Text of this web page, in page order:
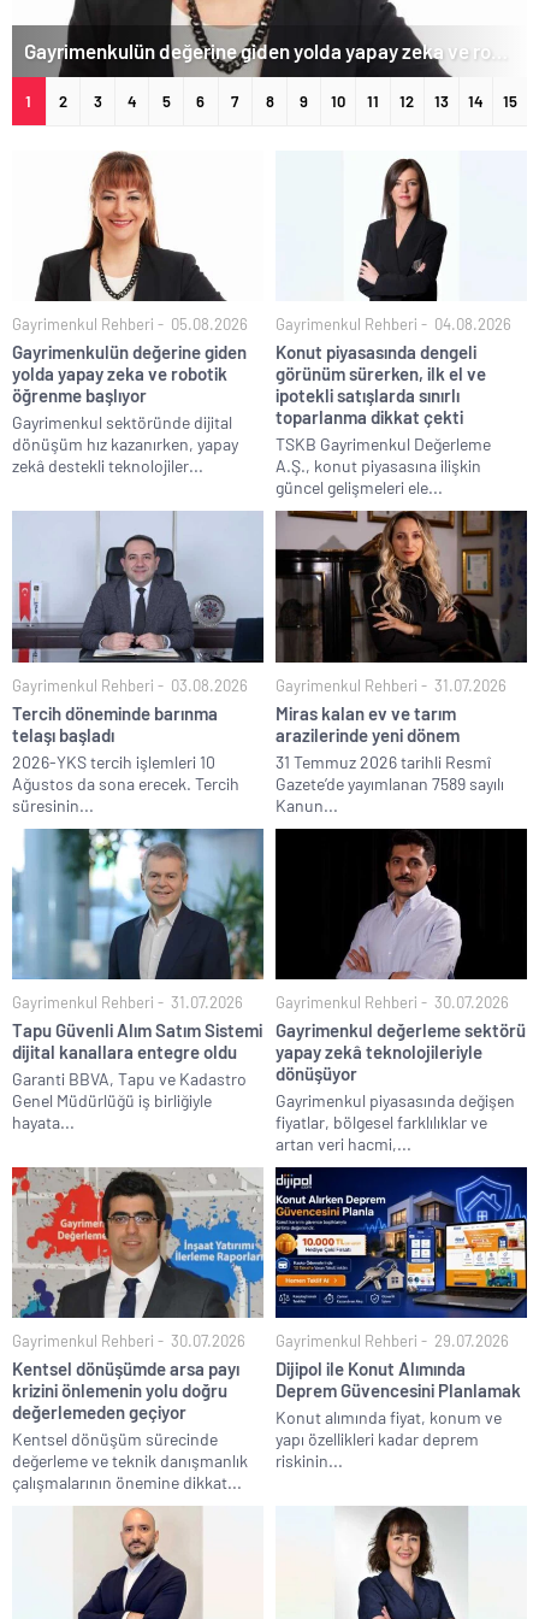
1 2 3 4 5 6 7 8 9 10 11 12 13 14 15
Gayrimenkul Rehberi 05.08.2026
Gayrimenkulün değerine giden
yolda yapay zeka ve robotik
öğrenme başlıyor
Gayrimenkul sektöründe dijital
dönüşüm hız kazanırken, yapay
zekâ destekli teknolojiler...
Gayrimenkul Rehberi 04.08.2026
Konut piyasasında dengeli
görünüm sürerken, ilk el ve
ipotekli satışlarda sınırlı
toparlanma dikkat çekti
TSKB Gayrimenkul Değerleme
A.Ş., konut piyasasına ilişkin
güncel gelişmeleri ele...
Gayrimenkul Rehberi 03.08.2026
Tercih döneminde barınma
telaşı başladı
2026-YKS tercih işlemleri 10
Ağustos da sona erecek. Tercih
süresinin...
Gayrimenkul Rehberi 31.07.2026
Miras kalan ev ve tarım
arazilerinde yeni dönem
31 Temmuz 2026 tarihli Resmî
Gazete’de yayımlanan 7589 sayılı
Kanun...
Gayrimenkul Rehberi 31.07.2026
Tapu Güvenli Alım Satım Sistemi
dijital kanallara entegre oldu
Garanti BBVA, Tapu ve Kadastro
Genel Müdürlüğü iş birliğiyle
hayata...
Gayrimenkul Rehberi 30.07.2026
Gayrimenkul değerleme sektörü
yapay zekâ teknolojileriyle
dönüşüyor
Gayrimenkul piyasasında değişen
fiyatlar, bölgesel farklılıklar ve
artan veri hacmi,...
Gayrimenkul Rehberi 30.07.2026
Kentsel dönüşümde arsa payı
krizini önlemenin yolu doğru
değerlemeden geçiyor
Kentsel dönüşüm sürecinde
değerleme ve teknik danışmanlık
çalışmalarının önemine dikkat...
Gayrimenkul Rehberi 29.07.2026
Dijipol ile Konut Alımında
Deprem Güvencesini Planlamak
Konut alımında fiyat, konum ve
yapı özellikleri kadar deprem
riskinin...